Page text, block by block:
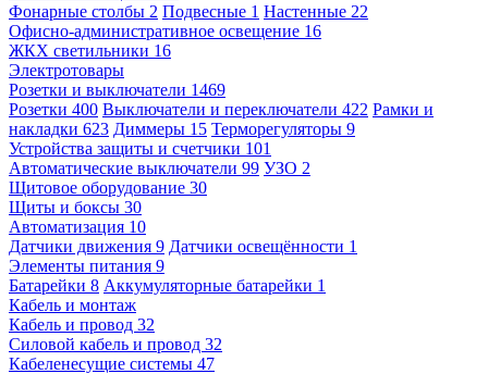
Фонарные столбы 2 Подвесные 1 Настенные 22
Офисно-административное освещение 16
ЖКХ светильники 16
Электротовары
Розетки и выключатели 1469
Розетки 400 Выключатели и переключатели 422 Рамки и
накладки 623 Диммеры 15 Терморегуляторы 9
Устройства защиты и счетчики 101
Автоматические выключатели 99 УЗО 2
Щитовое оборудование 30
Щиты и боксы 30
Автоматизация 10
Датчики движения 9 Датчики освещённости 1
Элементы питания 9
Батарейки 8 Аккумуляторные батарейки 1
Кабель и монтаж
Кабель и провод 32
Силовой кабель и провод 32
Кабеленесущие системы 47